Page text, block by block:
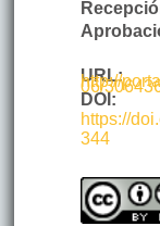
URL:
http://
06/
DOI:
https://
344